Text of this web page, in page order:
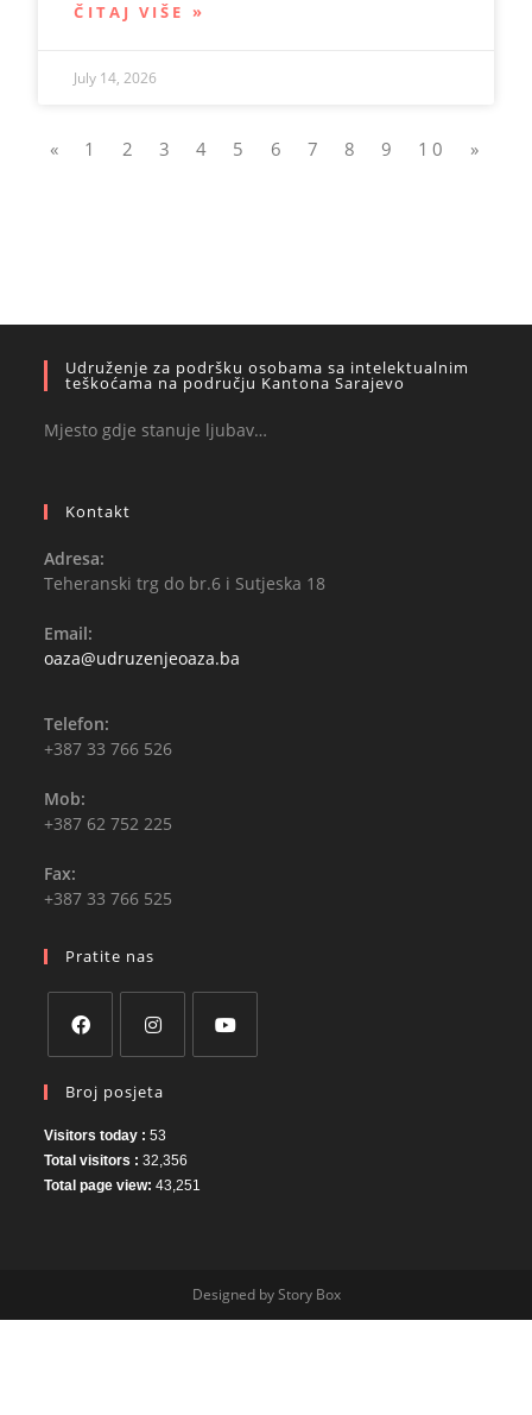
ČITAJ VIŠE »
July 14, 2026
« 1 2 3 4 5 6 7 8 9 10 »
Udruženje za podršku osobama sa intelektualnim
teškoćama na području Kantona Sarajevo
Mjesto gdje stanuje ljubav…
Kontakt
Adresa:
Teheranski trg do br.6 i Sutjeska 18
Email:
oaza@udruzenjeoaza.ba
Telefon:
+387 33 766 526
Mob:
+387 62 752 225
Fax:
+387 33 766 525
Pratite nas
Broj posjeta
Visitors today :53
Total visitors :32,356
Total page view:43,251
Designed by Story Box